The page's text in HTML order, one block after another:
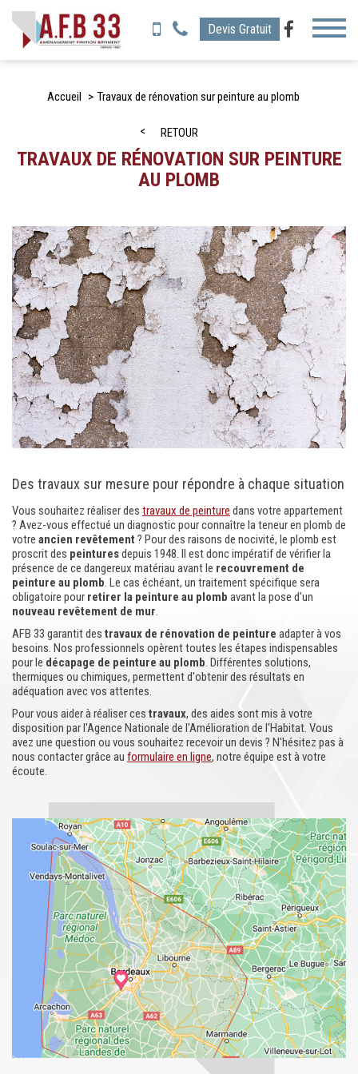
Devis Gratuit
Toggle
Accueil Travaux de rénovation sur peinture au plomb
RETOUR
TRAVAUX DE RÉNOVATION SUR PEINTURE
AU PLOMB
Des travaux sur mesure pour répondre à chaque situation
Vous souhaitez réaliser des travaux de peinture dans votre appartement
? Avez-vous effectué un diagnostic pour connaître la teneur en plomb de
votre ancien revêtement ? Pour des raisons de nocivité, le plomb est
proscrit des peinturesdepuis 1948. Il est donc impératif de vérifier la
présence de ce dangereux matériau avant le recouvrement de
peinture au plomb. Le cas échéant, un traitement spécifique sera
obligatoire pour retirer la peinture au plomb avant la pose d'un
nouveau revêtement de mur.
AFB 33 garantit des travaux de rénovation de peinture adapter à vos
besoins. Nos professionnels opèrent toutes les étapes indispensables
pour le décapage de peinture au plomb. Différentes solutions,
thermiques ou chimiques, permettent d'obtenir des résultats en
adéquation avec vos attentes.
Pour vous aider à réaliser ces travaux, des aides sont mis à votre
disposition par l'Agence Nationale de l'Amélioration de l'Habitat. Vous
avez une question ou vous souhaitez recevoir un devis ? N'hésitez pas à
nous contacter grâce au formulaire en ligne, notre équipe est à votre
écoute.